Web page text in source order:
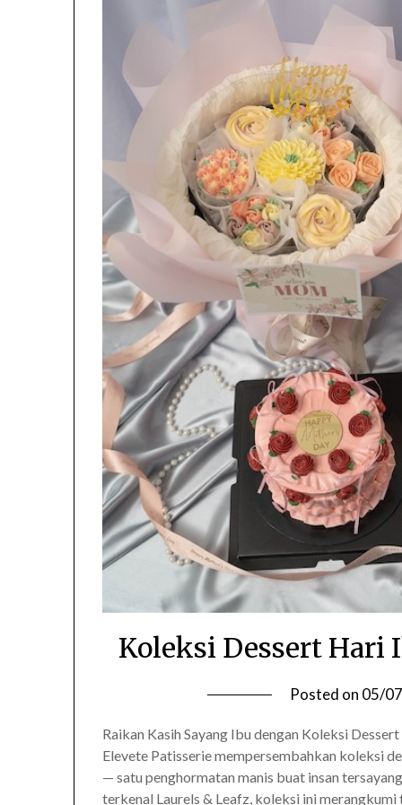
Koleksi Dessert Hari
Posted on 05/
Raikan Kasih Sayang Ibu dengan Koleksi
Elevete Patisserie mempersembahkan koleksi
— satu penghormatan manis buat insan
terkenal Laurels & Leafz, koleksi ini